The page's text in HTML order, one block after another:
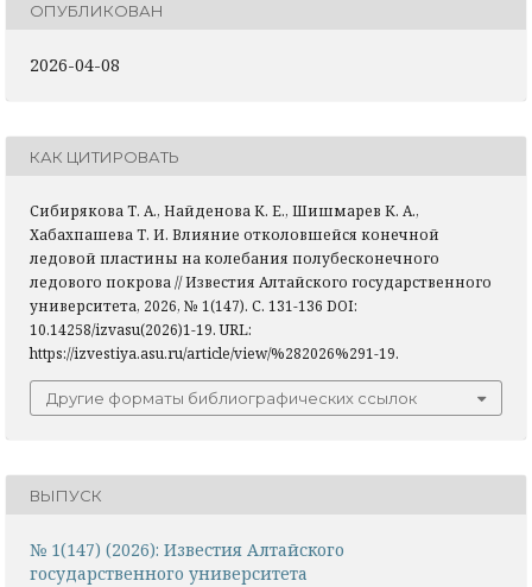
ОПУБЛИКОВАН
2026-04-08
КАК ЦИТИРОВАТЬ
Сибирякова Т. А., Найденова К. Е., Шишмарев К. А.,
Хабахпашева Т. И. Влияние отколовшейся конечной
ледовой пластины на колебания полубесконечного
ледового покрова // Известия Алтайского государственного
университета, 2026, № 1(147). С. 131-136 DOI:
10.14258/izvasu(2026)1-19. URL:
https://izvestiya.asu.ru/article/view/%282026%291-19.
Другие форматы библиографических ссылок
ВЫПУСК
№ 1(147) (2026): Известия Алтайского
государственного университета